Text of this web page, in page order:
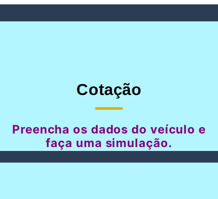
Cotação
Preencha os dados do veículo e
faça uma simulação.